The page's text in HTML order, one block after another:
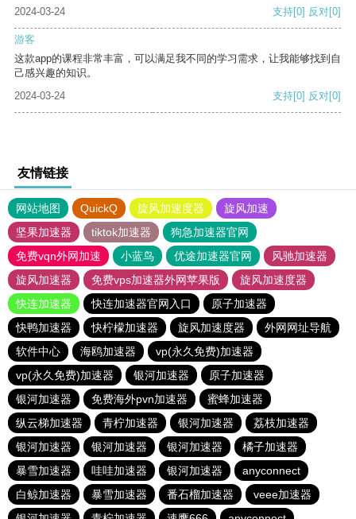
2024-03-24
支持[0] 反对[0]
游客
这款app的课程非常丰富，可以满足我不同的学习需求，让我能够找到自
己感兴趣的知识。
2024-03-24
支持[0] 反对[0]
友情链接
网站地图 QuickQ 旋风加速度器
旋风加速
坚果加速器
tiktok加速器
狗急加速器官网
免费vqn外网加速
小蓝鸟 优途加速器官网
风驰加速器
旋风加速器
免费vps加速器外网苹果版
旋风加速度器
快连加速器
快连加速器官网入口
原子加速器
快鸭加速器
快柠檬加速器 旋风加速度器
外网网址导航
软件中心
海鸥加速器
vp(永久免费)加速器
vp(永久免费)加速器
银河加速器
原子加速器
银河加速器
免费海外pvn加速器
蜜蜂加速器
纵云梯加速器
青柠加速器 银河加速器
荔枝加速器
银河加速器
银河加速器 银河加速器
橘子加速器
暴雪加速器
哇哇加速器 银河加速器
anyconnect
白鲸加速器
暴雪加速器 番石榴加速器
veee加速器